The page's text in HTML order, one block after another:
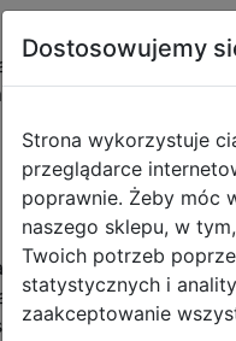
dzięki Prime
zapewnia wygodę i
o grubości 2 mm
zapewnia płynny
pozostaje na
Dostosowujemy
Strona wykorzystuje
przeglądarce
poprawnie. Żeby móc
naszego sklepu, w
Twoich potrzeb
statystycznych i
zaakceptowanie